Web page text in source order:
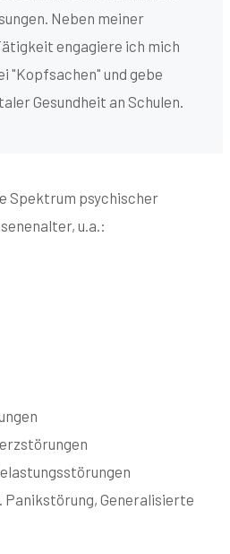
Neben meiner
engagiere ich mich
"Kopfsachen" und gebe
Gesundheit an Schulen.
Spektrum psychischer
u.a.:
Panikstörung, Generalisierte